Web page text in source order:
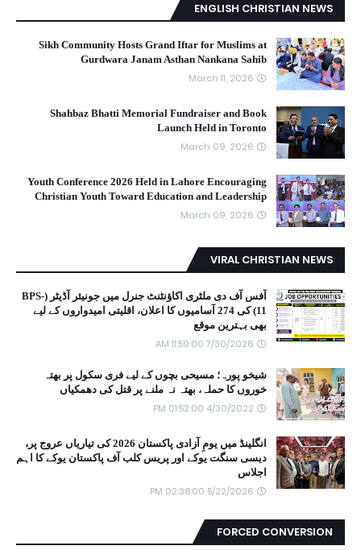
ENGLISH CHRISTIAN NEWS
Sikh Community Hosts Grand Iftar for Muslims at
Gurdwara Janam Asthan Nankana Sahib
March 11, 2026
Shahbaz Bhatti Memorial Fundraiser and Book
Launch Held in Toronto
March 09, 2026
Youth Conference 2026 Held in Lahore Encouraging
Christian Youth Toward Education and Leadership
March 09, 2026
VIRAL CHRISTIAN NEWS
آفس آف دی ملٹری اکاؤنٹنٹ جنرل میں جونیئر آڈیٹر (BPS-
11) کی 274 آسامیوں کا اعلان، اقلیتی امیدواروں کے لیے
بھی بہترین موقع
7/30/2026 11:59:00 AM
شیخو پورہ؛ مسیحی بچوں کے لیے فری سکول پر بھتہ
خوروں کا حملہ، بھتہ نہ ملنے پر قتل کی دھمکیاں
4/30/2022 01:52:00 PM
انگلینڈ میں یومِ آزادی پاکستان 2026 کی تیاریاں عروج پر،
دیسی سنگت یوکے اور پریس کلب آف پاکستان یوکے کا اہم
اجلاس
5/22/2026 02:38:00 PM
FORCED CONVERSION